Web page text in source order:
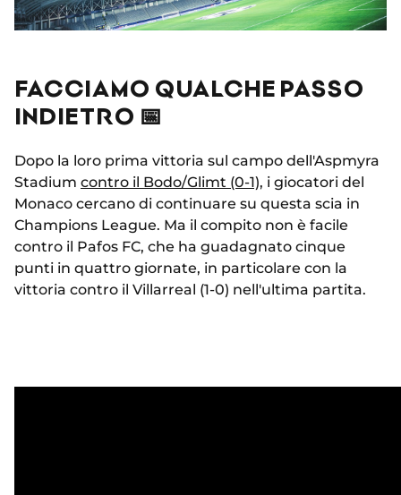
FACCIAMO QUALCHE PASSO
INDIETRO 📅
Dopo la loro prima vittoria sul campo dell'Aspmyra
Stadium contro il Bodo/Glimt (0-1), i giocatori del
Monaco cercano di continuare su questa scia in
Champions League. Ma il compito non è facile
contro il Pafos FC, che ha guadagnato cinque
punti in quattro giornate, in particolare con la
vittoria contro il Villarreal (1-0) nell'ultima partita.